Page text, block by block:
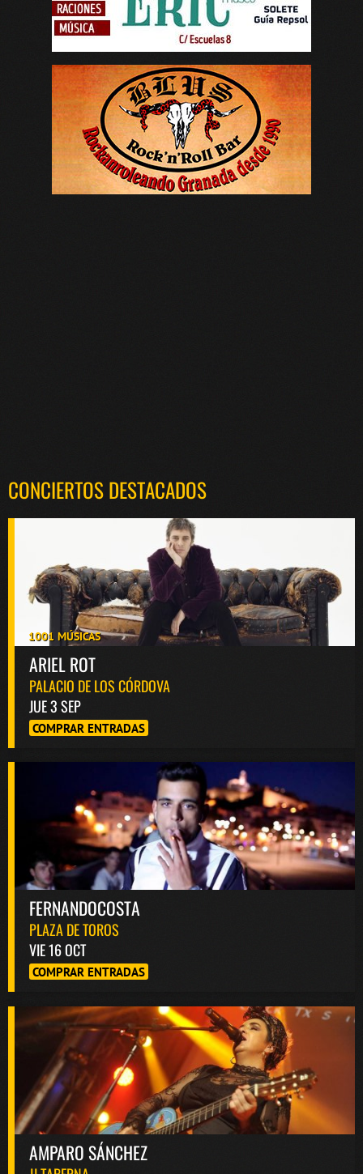
CONCIERTOS DESTACADOS
1001 MÚSICAS
ARIEL ROT
PALACIO DE LOS CÓRDOVA
JUE 3 SEP
COMPRAR ENTRADAS
FERNANDOCOSTA
PLAZA DE TOROS
VIE 16 OCT
COMPRAR ENTRADAS
AMPARO SÁNCHEZ